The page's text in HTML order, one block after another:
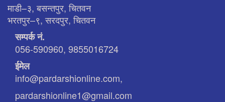
माडी–३, बसन्तपुर, चितवन
भरतपुर–९, सरदपुर, चितवन
सम्पर्क नं.
056-590960, 9855016724
ईमेल
info@pardarshionline.com,
pardarshionline1@gmail.com